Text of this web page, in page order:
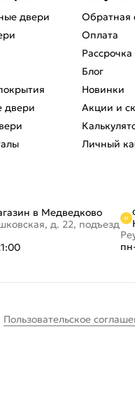
двери
двери
Обратная
Оплата
Блог
Новинки
Акции и
Личный
в Медведково
д. 22, подъезд
Пользовательское